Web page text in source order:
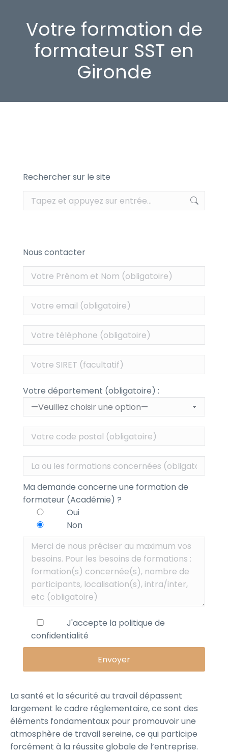
Votre formation de
formateur SST en
Gironde
Rechercher sur le site
Recherche
:
Nous contacter
Votre département (obligatoire) :
Ma demande concerne une formation de
formateur (Académie) ?
Oui
Non
J'accepte la politique de
confidentialité
La santé et la sécurité au travail dépassent
largement le cadre réglementaire, ce sont des
éléments fondamentaux pour promouvoir une
atmosphère de travail sereine, ce qui participe
forcément à la réussite globale de l’entreprise.